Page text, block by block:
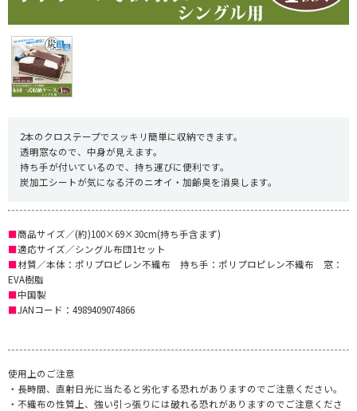
2本のクロステープでスッキリ簡単に収納できます。
透明窓なので、中身が見えます。
持ち手が付いているので、持ち運びに便利です。
炭加工シートが気になる汗のニオイ・加齢臭を消臭します。
■商品サイズ／(約)100×69×30cm(持ち手含まず)
■適応サイズ／シングル布団1セット
■材質／本体：ポリプロピレン不織布 持ち手：ポリプロピレン不織布 窓：
EVA樹脂
■中国製
■JANコード：4989409074866
使用上のご注意
・長時間、直射日光に当たると劣化する恐れがありますのでご注意ください。
・不織布の性質上、強い引っ張りには破れる恐れがありますのでご注意くださ